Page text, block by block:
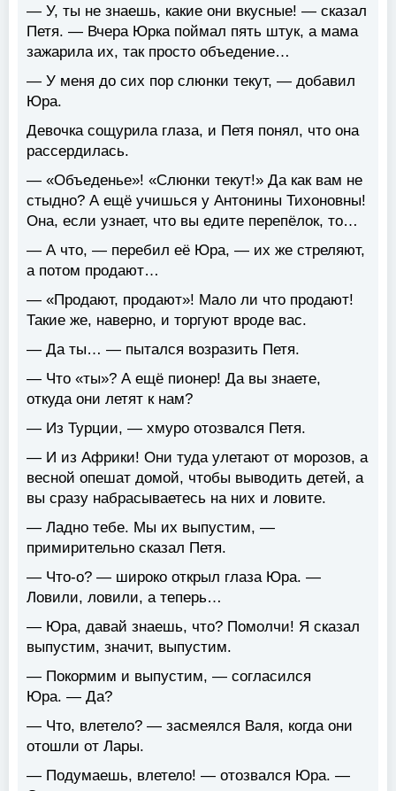
— У, ты не знаешь, какие они вкусные! — сказал
Петя. — Вчера Юрка поймал пять штук, а мама
зажарила их, так просто объедение…
— У меня до сих пор слюнки текут, — добавил
Юра.
Девочка сощурила глаза, и Петя понял, что она
рассердилась.
— «Объеденье»! «Слюнки текут!» Да как вам не
стыдно? А ещё учишься у Антонины Тихоновны!
Она, если узнает, что вы едите перепёлок, то…
— А что, — перебил её Юра, — их же стреляют,
а потом продают…
— «Продают, продают»! Мало ли что продают!
Такие же, наверно, и торгуют вроде вас.
— Да ты… — пытался возразить Петя.
— Что «ты»? А ещё пионер! Да вы знаете,
откуда они летят к нам?
— Из Турции, — хмуро отозвался Петя.
— И из Африки! Они туда улетают от морозов, а
весной опешат домой, чтобы выводить детей, а
вы сразу набрасываетесь на них и ловите.
— Ладно тебе. Мы их выпустим, —
примирительно сказал Петя.
— Что-о? — широко открыл глаза Юра. —
Ловили, ловили, а теперь…
— Юра, давай знаешь, что? Помолчи! Я сказал
выпустим, значит, выпустим.
— Покормим и выпустим, — согласился
Юра. — Да?
— Что, влетело? — засмеялся Валя, когда они
отошли от Лары.
— Подумаешь, влетело! — отозвался Юра. —